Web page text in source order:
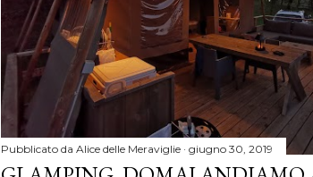
Pubblicato da Alice delle Meraviglie giugno 30, 2019